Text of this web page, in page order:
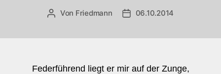
Beitragsautor
Von Friedmann Veröffentlichungsdatum
06.10.2014
Federführend liegt er mir auf der Zunge,